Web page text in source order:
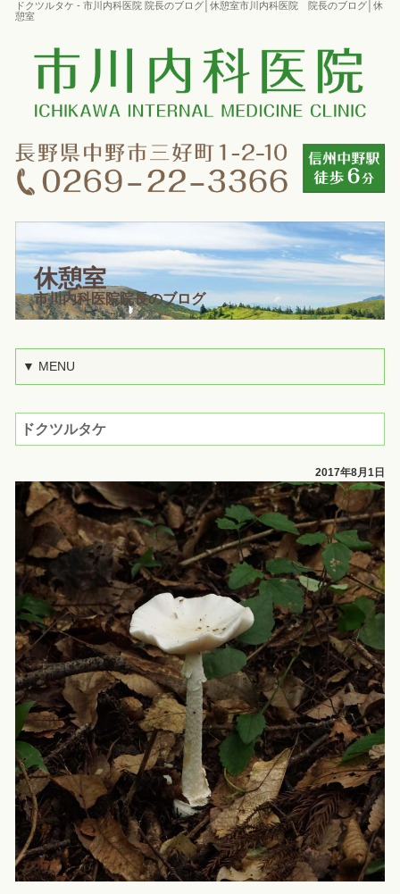
ドクツルタケ - 市川内科医院 院長のブログ│休憩室市川内科医院 院長のブログ│休
憩室
休憩室
市川内科医院院長のブログ
▼ MENU
ドクツルタケ
2017年8月1日